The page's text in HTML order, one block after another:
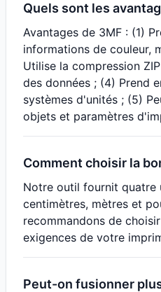
Quels sont les
Avantages de 3MF : (1)
informations de couleur,
Utilise la compression
des données ; (4) Prend
systèmes d'unités ; (5)
objets et paramètres
Comment choisir la
Notre outil fournit quatre
centimètres, mètres et
recommandons de
exigences de votre
Peut-on fusionner